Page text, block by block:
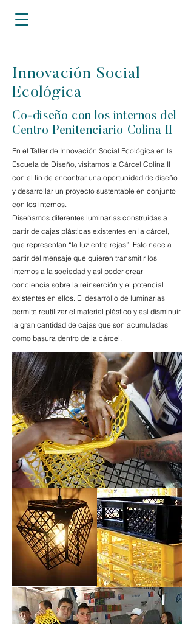
Innovación Social
Ecológica
Co-diseño con los internos del
Centro Penitenciario Colina II
En el Taller de Innovación Social Ecológica en la
Escuela de Diseño, visitamos la Cárcel Colina II
con el fin de encontrar una oportunidad de diseño
y desarrollar un proyecto sustentable en conjunto
con los internos.
Diseñamos diferentes luminarias construidas a
partir de cajas plásticas existentes en la cárcel,
que representan “la luz entre rejas”. Esto nace a
partir del mensaje que quieren transmitir los
internos a la sociedad y así poder crear
conciencia sobre la reinserción y el potencial
existentes en ellos. El desarrollo de luminarias
permite reutilizar el material plástico y así disminuir
la gran cantidad de cajas que son acumuladas
como basura dentro de la cárcel.